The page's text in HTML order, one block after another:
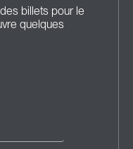
billets pour le
quelques